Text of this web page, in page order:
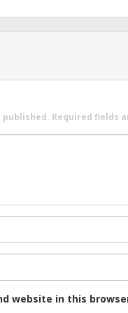
published. Required fields
website in this